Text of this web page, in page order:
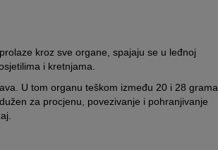
kroz sve organe, spajaju se u leđnoj
i kretnjama.
U tom organu teškom između 20 i 28 grama,
za procjenu, povezivanje i pohranjivanje